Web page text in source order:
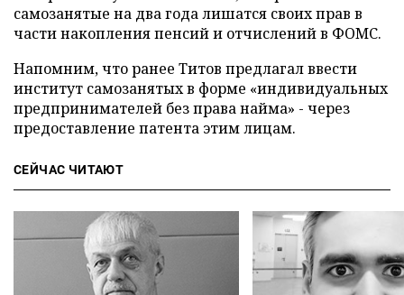
самозанятые на два года лишатся своих прав в
части накопления пенсий и отчислений в ФОМС.
Напомним, что ранее Титов предлагал ввести
институт самозанятых в форме «индивидуальных
предпринимателей без права найма» - через
предоставление патента этим лицам.
СЕЙЧАС ЧИТАЮТ